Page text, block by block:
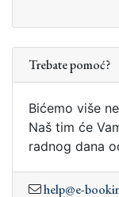
Trebate pomoć?
Bićemo više
Naš tim će
radnog dana
help@e-